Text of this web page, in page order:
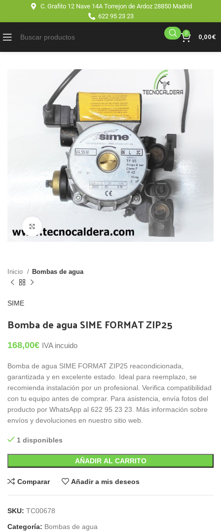
C. Grafito 12 Nave 14A Torrejon de Ardoz 28850 Madrid
622 95 23 23
0 0,00€
Click para agrandar
Inicio Bombas de agua
SIME
Bomba de agua SIME FORMAT ZIP25
168,00€ IVA incuido
Bomba de agua SIME FORMAT ZIP25 reacondicionada,
garantizada y en excelente estado. Ideal para reemplazo, se
recomienda instalación por un profesional. Verifica compatibilidad
con tu equipo antes de comprar. Para asistencia, envía fotos del
producto por WhatsApp al 622 95 23 23. Más información sobre
envíos y devoluciones en nuestro sitio web.
1 disponibles
AÑADIR AL CARRITO
Comparar Añadir a mis deseos
SKU: TC00678
Categoría: Bombas de agua